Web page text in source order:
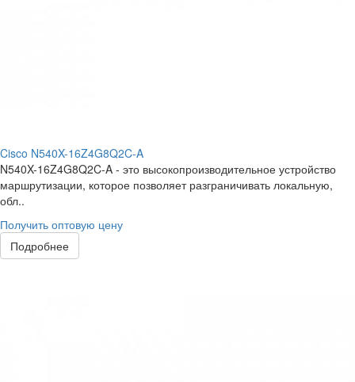
Cisco N540X-16Z4G8Q2C-A
N540X-16Z4G8Q2C-A - это высокопроизводительное устройство
маршрутизации, которое позволяет разграничивать локальную,
обл..
Получить оптовую цену
Подробнее